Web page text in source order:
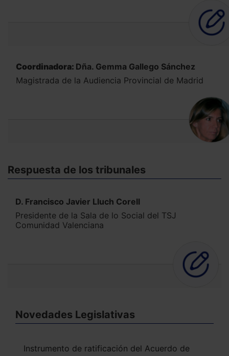
Coordinadora: Dña. Gemma Gallego Sánchez
Magistrada de la Audiencia Provincial de Madrid
Respuesta de los tribunales
D. Francisco Javier Lluch Corell
Presidente de la Sala de lo Social del TSJ
Comunidad Valenciana
Novedades Legislativas
Instrumento de ratificación del Acuerdo de